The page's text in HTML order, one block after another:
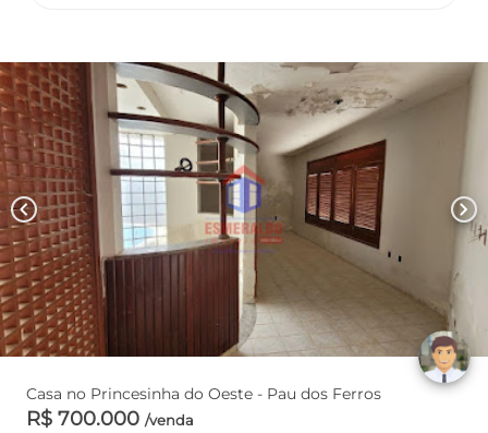
chevron_left chevron_right
Casa no Princesinha do Oeste - Pau dos Ferros
R$ 700.000 /venda